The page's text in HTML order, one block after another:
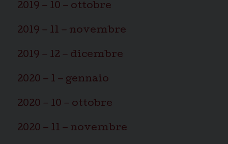
2019 – 10 – ottobre
2019 – 11 – novembre
2019 – 12 – dicembre
2020 – 1 – gennaio
2020 – 10 – ottobre
2020 – 11 – novembre